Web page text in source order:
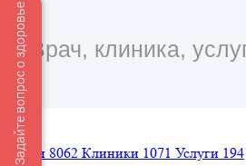
Врачи 8062 Клиники 1071 Услуги 194
Задайте вопрос о здоровье